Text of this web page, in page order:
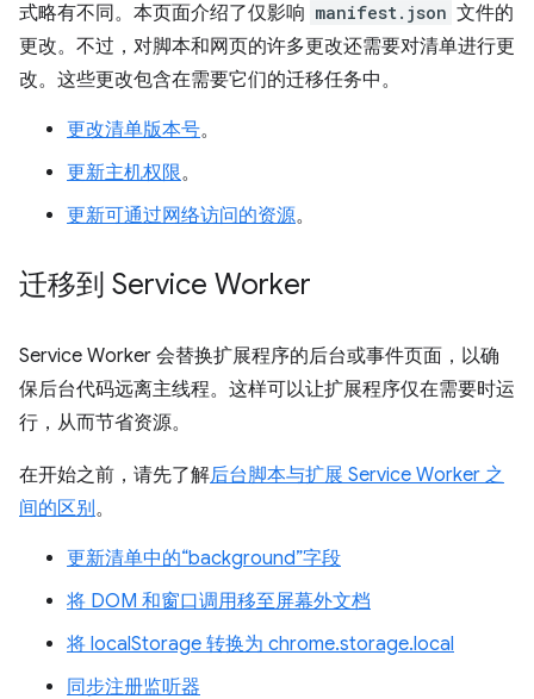
式略有不同。本页面介绍了仅影响 manifest.json 文件的
更改。不过，对脚本和网页的许多更改还需要对清单进行更
改。这些更改包含在需要它们的迁移任务中。
更改清单版本号。
更新主机权限。
更新可通过网络访问的资源。
迁移到 Service Worker
Service Worker 会替换扩展程序的后台或事件页面，以确
保后台代码远离主线程。这样可以让扩展程序仅在需要时运
行，从而节省资源。
在开始之前，请先了解后台脚本与扩展 Service Worker 之
间的区别。
更新清单中的“background”字段
将 DOM 和窗口调用移至屏幕外文档
将 localStorage 转换为 chrome.storage.local
同步注册监听器